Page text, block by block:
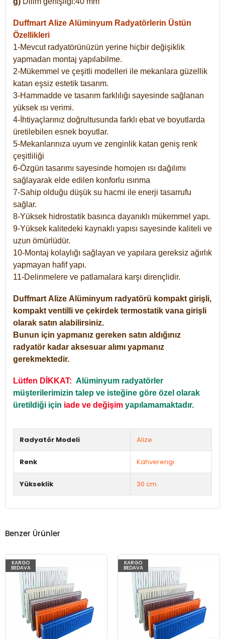
Duffmart Alize Alüminyum Radyatörlerin Üstün
Özellikleri
1-Mevcut radyatörünüzün yerine hiçbir değişiklik
yapmadan montaj yapılabilme.
2-Mükemmel ve çeşitli modelleri ile mekanlara güzellik
katan eşsiz estetik tasarım.
3-Hammadde ve tasarım farklılığı sayesinde sağlanan
yüksek ısı verimi.
4-İhtiyaçlarınız doğrultusunda farklı ebat ve boyutlarda
üretilebilen esnek boyutlar.
5-Mekanlarınıza uyum ve zenginlik katan geniş renk
çeşitliliği
6-Özgün tasarımı sayesinde homojen ısı dağılımı
sağlayarak elde edilen konforlu ısınma
7-Sahip olduğu düşük su hacmi ile enerji tasarrufu
sağlar.
8-Yüksek hidrostatik basınca dayanıklı mükemmel yapı.
9-Yüksek kalitedeki kaynaklı yapısı sayesinde kaliteli ve
uzun ömürlüdür.
10-Montaj kolaylığı sağlayan ve yapılara gereksiz ağırlık
yapmayan hafif yapı.
11-Delinmelere ve patlamalara karşı dirençlidir.
Duffmart Alize Alüminyum radyatörü kompakt girişli,
kompakt ventilli ve çekirdek termostatik vana girişli
olarak satın alabilirsiniz.
Bunun için yapmanız gereken satın aldığınız
radyatör kadar aksesuar alımı yapmanız
gerekmektedir.
Lütfen DİKKAT: Alüminyum radyatörler
müşterilerimizin talep ve isteğine göre özel olarak
üretildiği için iade ve değişim yapılamamaktadır.
Radyatör Modeli Alize
Renk Kahverengi
Yükseklik 30 cm.
Benzer Ürünler
KARGO
BEDAVA
KARGO
BEDAVA